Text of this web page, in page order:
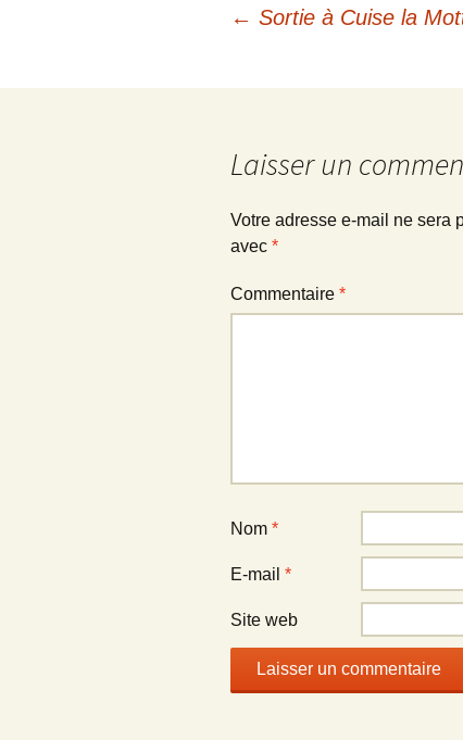
Navigation
des
← Sortie à Cuise la
Laisser un
Votre adresse e-mail ne sera
avec *
Commentaire *
Nom *
E-mail *
Site web